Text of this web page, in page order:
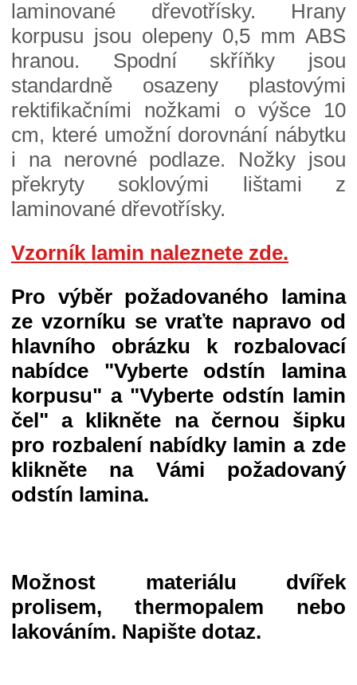
laminované dřevotřísky. Hrany
korpusu jsou olepeny 0,5 mm ABS
hranou. Spodní skříňky jsou
standardně osazeny plastovými
rektifikačními nožkami o výšce 10
cm, které umožní dorovnání nábytku
i na nerovné podlaze. Nožky jsou
překryty soklovými lištami z
laminované dřevotřísky.
Vzorník lamin naleznete zde.
Pro výběr požadovaného lamina
ze vzorníku se vraťte napravo od
hlavního obrázku k rozbalovací
nabídce "Vyberte odstín lamina
korpusu" a "Vyberte odstín lamin
čel" a klikněte na černou šipku
pro rozbalení nabídky lamin a zde
klikněte na Vámi požadovaný
odstín lamina.
Možnost materiálu dvířek
prolisem, thermopalem nebo
lakováním. Napište dotaz.